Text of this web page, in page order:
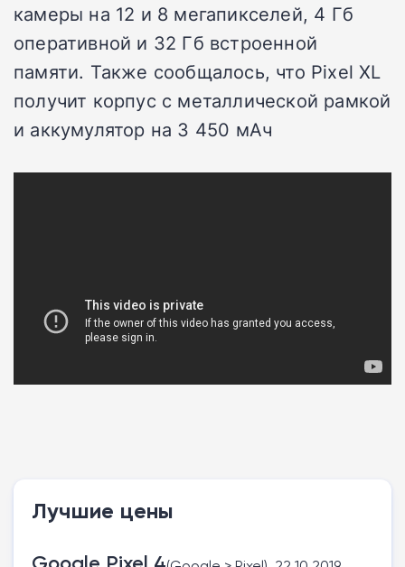
камеры на 12 и 8 мегапикселей, 4 Гб
оперативной и 32 Гб встроенной
памяти. Также сообщалось, что Pixel XL
получит корпус с металлической рамкой
и аккумулятор на 3 450 мАч
Лучшие цены